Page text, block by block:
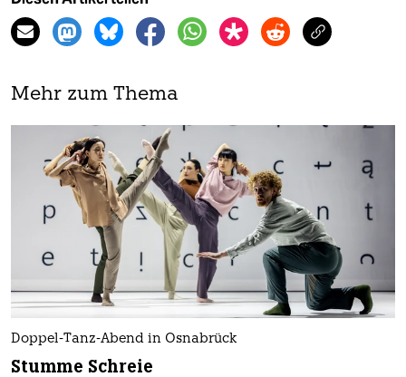
Mehr zum Thema
Doppel-Tanz-Abend in Osnabrück
Stumme Schreie